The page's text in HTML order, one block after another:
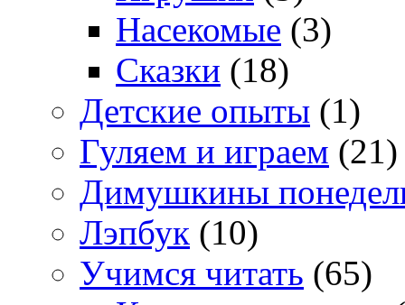
Насекомые (3)
Сказки (18)
Детские опыты (1)
Гуляем и играем (21)
Димушкины
Лэпбук (10)
Учимся читать (65)